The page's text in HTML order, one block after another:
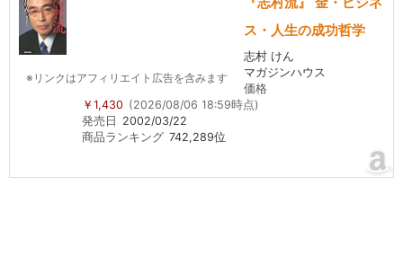
※リンクはアフィリエイト広告を含みます
ス・人生の成功哲学
志村 けん
マガジンハウス
価格
￥1,430 (2026/08/06 18:59時点)
発売日
2002/03/22
商品ランキング 742,289位